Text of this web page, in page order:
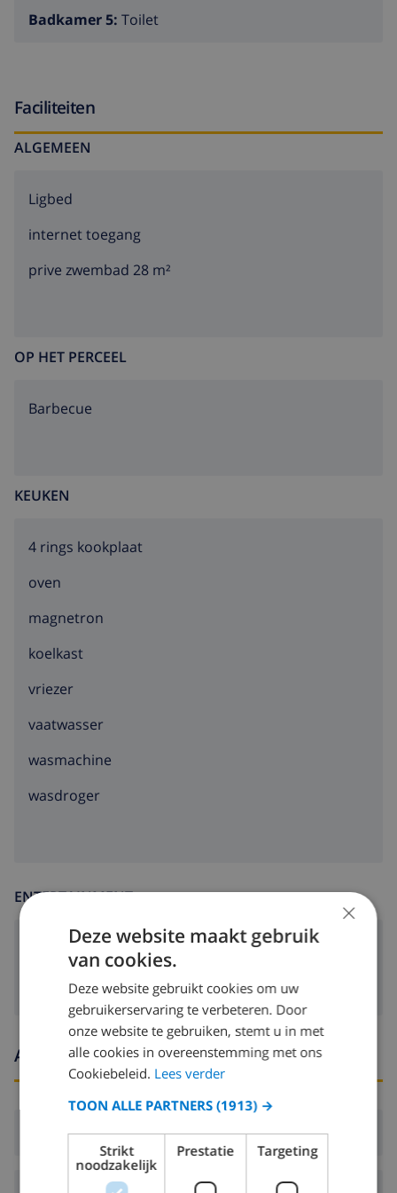
tot deze rijkdommen hebben door de jaren heen ook
beroemdheden der beeldende kunst en letteren hier
Badkamer 5: Toilet
Faciliteiten
ALGEMEEN
Ligbed
internet toegang
prive zwembad 28 m²
OP HET PERCEEL
barbecue
KEUKEN
4 rings kookplaat
oven
magnetron
koelkast
vriezer
vaatwasser
wasmachine
wasdroger
ENTERTAINMENT
Satelliet tv
Aankomst- en vertrektijden
Aankomst:Vanaf 16:00 voor 20:00
×
Deze website maakt gebruik
van cookies.
Deze website gebruikt cookies om uw
gebruikerservaring te verbeteren. Door
onze website te gebruiken, stemt u in met
alle cookies in overeenstemming met ons
Cookiebeleid. Lees verder
TOON ALLE PARTNERS(1913) →
Strikt
noodzakelijk
Prestatie Targeting